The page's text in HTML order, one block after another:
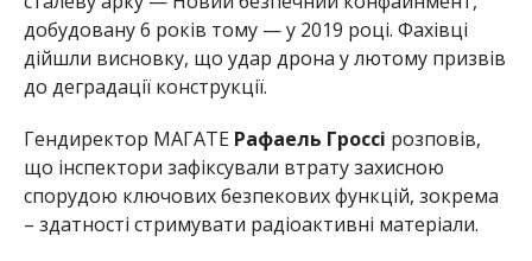
добудовану 6 років тому — у 2019 році. Фахівці
дійшли висновку, що удар дрона у лютому призвів
до деградації конструкції.
Гендиректор МАГАТЕ Рафаель Гроссі розповів,
що інспектори зафіксували втрату захисною
спорудою ключових безпекових функцій, зокрема
– здатності стримувати радіоактивні матеріали.